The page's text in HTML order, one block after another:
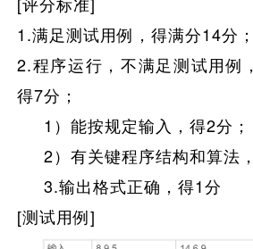
1.满足测试用例 ，得满分14分；
2.程序运行，不满足测试用例
得7分；
1）能按规定输入，得2分；
2）有关键程序结构和算法
3.输出格式正确，得1分
[测试用例]